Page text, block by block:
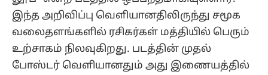
இந்த அறிவிப்பு வெளியானதிலிருந்து சமூக
வலைதளங்களில் ரசிகர்கள் மத்தியில் பெரும்
உற்சாகம் நிலவுகிறது. படத்தின் முதல்
போஸ்டர் வெளியானதும் அது இணையத்தில்